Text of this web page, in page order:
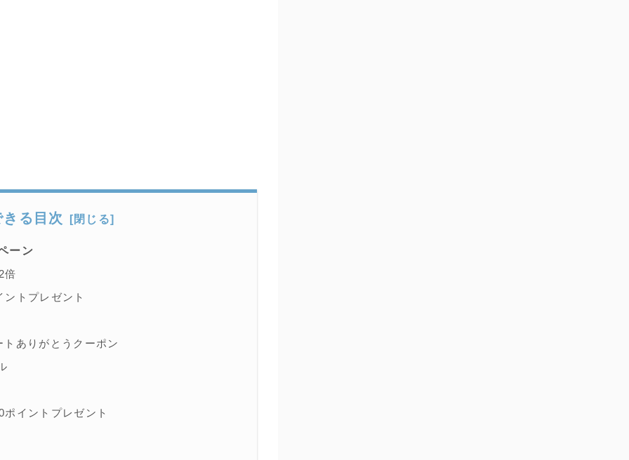
る目次
ーン
倍
トプレゼント
ありがとうクーポン
イントプレゼント